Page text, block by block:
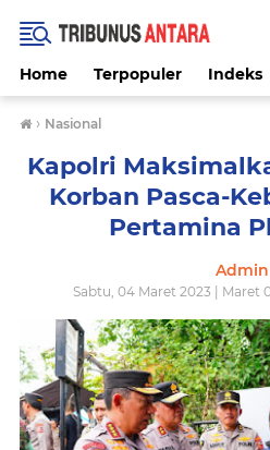
Home Terpopuler Indeks
› Nasional
Kapolri
Korban Pasca-
Pertamina
Admin
Sabtu, 04 Maret 2023 | Maret